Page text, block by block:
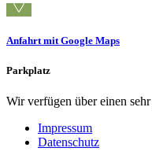
Anfahrt mit Google Maps
Parkplatz
Wir verfügen über einen
Impressum
Datenschutz